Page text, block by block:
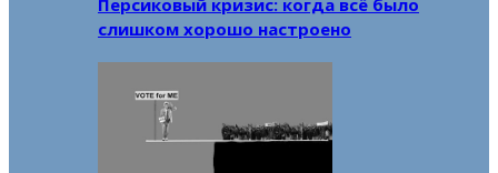
Персиковый кризис: когда всё было
слишком хорошо настроено